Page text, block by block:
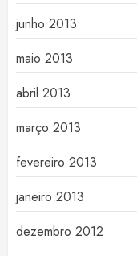
junho 2013
maio 2013
abril 2013
março 2013
fevereiro 2013
janeiro 2013
dezembro 2012